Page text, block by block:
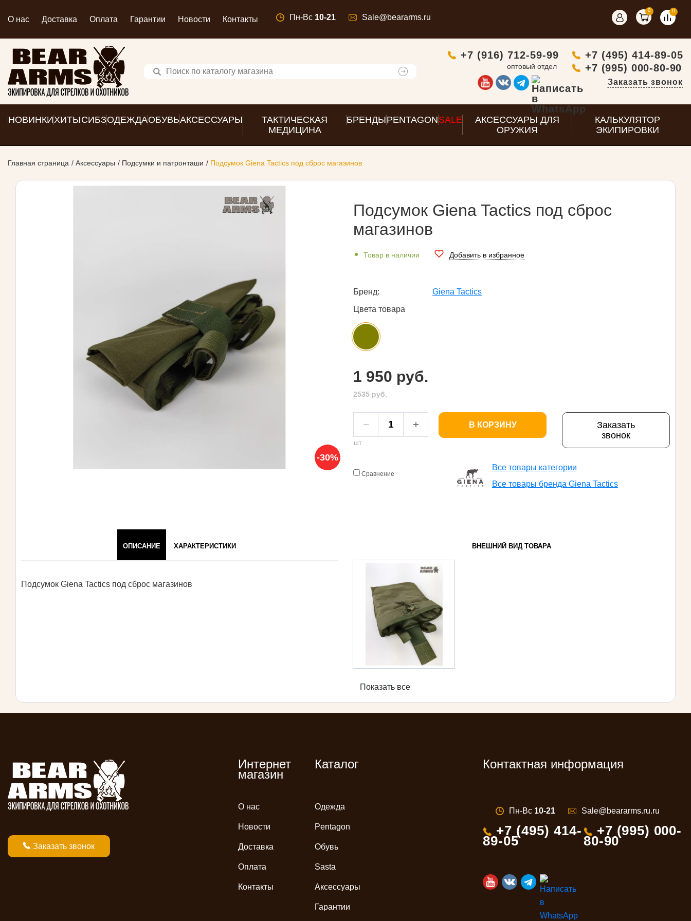
О нас Доставка Оплата Гарантии Новости Контакты Пн-Вс 10-21 Sale@beararms.ru
0 0
+7 (916) 712-59-99
оптовый отдел
+7 (495) 414-89-05
+7 (995) 000-80-90
Заказать звонок
НОВИНКИХИТЫСИБЗОДЕЖДАОБУВЬАКСЕССУАРЫ
ТАКТИЧЕСКАЯ
МЕДИЦИНА
БРЕНДЫPENTAGONSALE
АКСЕССУАРЫ ДЛЯ
ОРУЖИЯ
КАЛЬКУЛЯТОР
ЭКИПИРОВКИ
Главная страница Аксессуары Подсумки и патронташи Подсумок Giena Tactics под сброс магазинов
-30%
Подсумок Giena Tactics под сброс
магазинов
Товар в наличии Добавить в избранное
Бренд:
Giena Tactics
Цвета товара
2535 руб.
1 950 руб.
шт
В КОРЗИНУ
Заказать
звонок
Сравнение
Все товары категории
Все товары бренда Giena Tactics
ОПИСАНИЕ ХАРАКТЕРИСТИКИ
Подсумок Giena Tactics под сброс магазинов
ВНЕШНИЙ ВИД ТОВАРА
Показать все
Заказать звонок
Интернет
магазин
О нас
Новости
Доставка
Оплата
Контакты
Каталог
Одежда
Pentagon
Обувь
Sasta
Аксессуары
Гарантии
Контактная информация
Пн-Вс 10-21 Sale@beararms.ru.ru
+7 (495) 414-
89-05
+7 (995) 000-
80-90